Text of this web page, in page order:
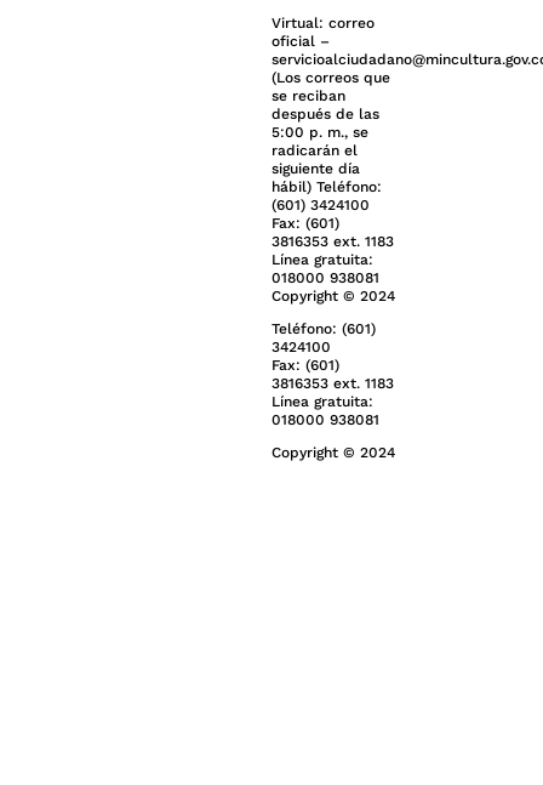
Virtual: correo
oficial –
(Los correos que
se reciban
después de las
5:00 p. m., se
radicarán el
siguiente día
hábil) Teléfono:
(601) 3424100
Fax: (601)
3816353 ext. 1183
Línea gratuita:
018000 938081
Copyright © 2024
Teléfono: (601)
3424100
Fax: (601)
3816353 ext. 1183
Línea gratuita:
018000 938081
Copyright © 2024